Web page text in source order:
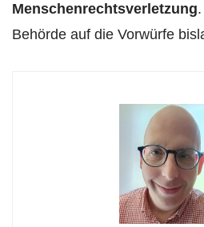
Menschenrechtsverletzung
Behörde auf die Vorwürfe